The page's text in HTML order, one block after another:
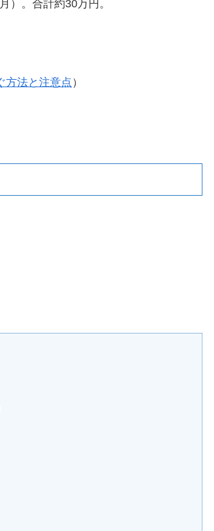
）。合計約30万円。
方法と注意点）